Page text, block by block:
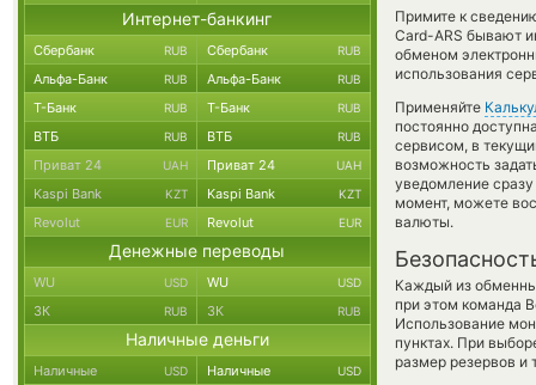
Примите к
Card-ARS бывают
обменом
использования
Применяйте
постоянно
сервисом, в
возможность
уведомление
момент, можете
валюты.
Каждый из
при этом команда
Использование
пунктах. При
размер резервов и
Интернет-банкинг
Сбербанк RUB Сбербанк RUB
Альфа-Банк RUB Альфа-Банк RUB
Т-Банк RUB Т-Банк RUB
ВТБ RUB ВТБ RUB
Приват 24 UAH Приват 24 UAH
Kaspi Bank KZT Kaspi Bank KZT
Revolut EUR Revolut EUR
Денежные переводы
WU USD WU USD
ЗК RUB ЗК RUB
Наличные деньги
Наличные USD Наличные USD